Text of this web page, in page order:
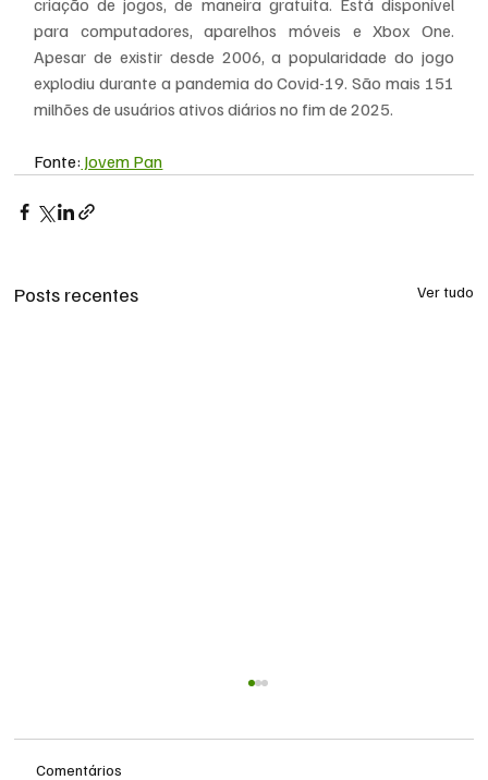
criação de jogos, de maneira gratuita. Está disponível
para computadores, aparelhos móveis e Xbox One.
Apesar de existir desde 2006, a popularidade do jogo
explodiu durante a pandemia do Covid-19. São mais 151
milhões de usuários ativos diários no fim de 2025.
Fonte: Jovem Pan
Posts recentes Ver tudo
Comentários